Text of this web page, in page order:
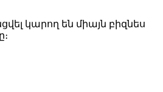
կարող են միայն բիզնես